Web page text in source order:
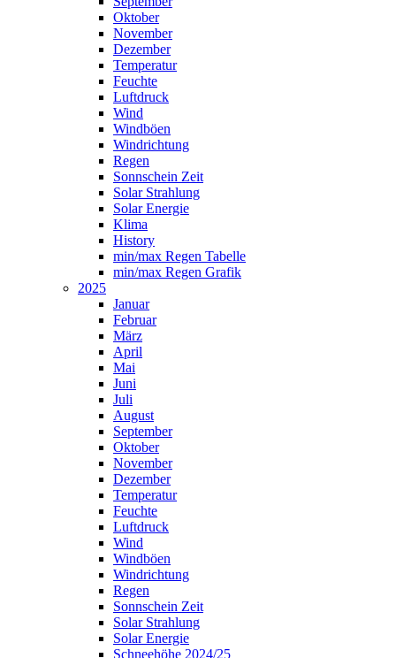
Oktober
November
Dezember
Temperatur
Feuchte
Luftdruck
Wind
Windböen
Windrichtung
Regen
Sonnschein Zeit
Solar Strahlung
Solar Energie
Klima
History
min/max Regen Tabelle
min/max Regen Grafik
2025
Januar
Februar
März
April
Mai
Juni
Juli
August
September
Oktober
November
Dezember
Temperatur
Feuchte
Luftdruck
Wind
Windböen
Windrichtung
Regen
Sonnschein Zeit
Solar Strahlung
Solar Energie
Schneehöhe 2024/25